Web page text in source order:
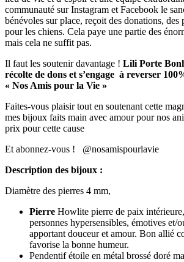
communauté sur Instagram et Facebook le
bénévoles sur place, reçoit des donations, des
pour les chiens. Cela paye une partie des
mais cela ne suffit pas.
Il faut les soutenir davantage ! Lili Porte
récolte de dons et s’engage à reverser
« Nos Amis pour la Vie »
Faites-vous plaisir tout en soutenant cette
mes bijoux faits main avec amour pour nos
prix pour cette cause
Et abonnez-vous ! @nosamispourlavie
Description des bijoux :
Diamètre des pierres 4 mm,
Pierre Howlite pierre de paix
personnes hypersensibles, émotives et/
apportant douceur et amour. Bon allié
favorise la bonne humeur.
Pendentif étoile en métal brossé doré